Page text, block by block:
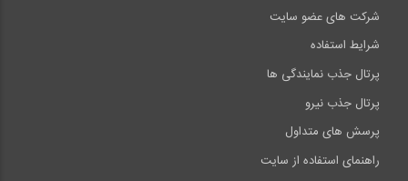
شرکت های عضو سایت
شرایط استفاده
پرتال جذب نمایندگی ها
پرتال جذب نیرو
پرسش های متداول
راهنمای استفاده از سایت